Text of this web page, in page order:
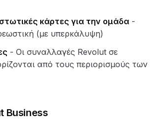
κάρτες για την ομάδα -
(με υπερκάλυψη)
- Οι συναλλαγές Revolut σε
από τους περιορισμούς των
Business